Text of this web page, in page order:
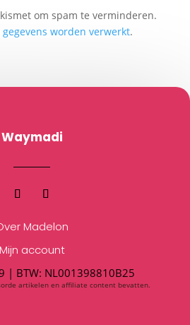
om spam te verminderen.
worden verwerkt.
Waymadi
Madelon
Mijn account
| BTW: NL001398810B25
artikelen en affiliate content bevatten.